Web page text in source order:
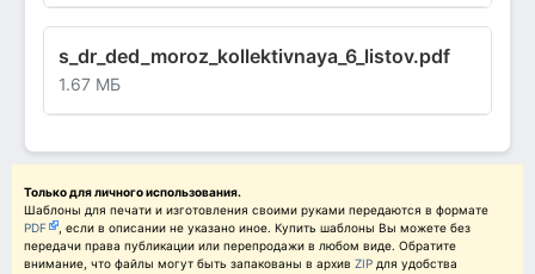
s_dr_ded_moroz_kollektivnaya_6_listov.pdf
1.67 МБ
Только для личного использования.
Шаблоны для печати и изготовления своими руками передаются в формате
PDF
, если в описании не указано иное. Купить шаблоны Вы можете без
передачи права публикации или перепродажи в любом виде. Обратите
внимание, что файлы могут быть запакованы в архив ZIP для удобства